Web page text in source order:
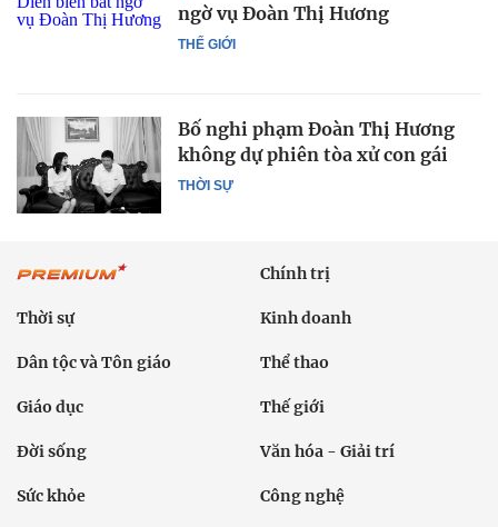
THẾ GIỚI
ngờ vụ Đoàn Thị Hương
THỜI SỰ
Bố nghi phạm Đoàn Thị Hương
không dự phiên tòa xử con gái
Chính trị
Thời sự Kinh doanh
Dân tộc và Tôn giáo Thể thao
Giáo dục Thế giới
Đời sống Văn hóa - Giải trí
Sức khỏe Công nghệ